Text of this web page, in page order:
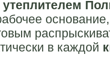
утеплителем
в каждой